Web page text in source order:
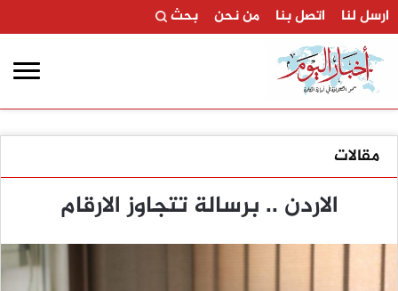
ارسل لنا اتصل بنا من نحن بحث
مقالات
الاردن .. برسالة تتجاوز الارقام